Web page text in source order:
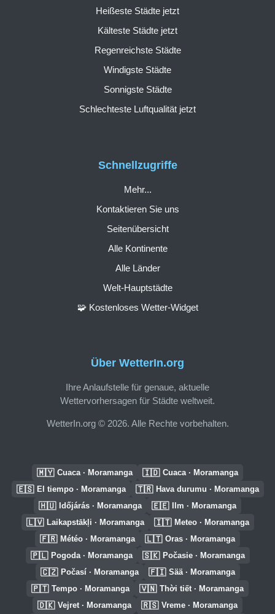
Über WetterIn.org
Ihre Anlaufstelle für genaue, aktuelle
Wettervorhersagen für Städte weltweit.
WetterIn.org © 2026. Alle Rechte vorbehalten.
Schnellzugriffe
Mehr...
Kontaktieren Sie uns
Seitenübersicht
Alle Kontinente
Alle Länder
Welt-Hauptstädte
🧩 Kostenloses Wetter-Widget
Heißeste Städte jetzt
Kälteste Städte jetzt
Regenreichste Städte
Windigste Städte
Sonnigste Städte
Schlechteste Luftqualität jetzt
🇲🇾 Cuaca · Moramanga 🇮🇩 Cuaca · Moramanga
🇪🇸 El tiempo · Moramanga 🇹🇷 Hava durumu · Moramanga
🇭🇺 Időjárás · Moramanga 🇪🇪 Ilm · Moramanga
🇱🇻 Laikapstākļi · Moramanga 🇮🇹 Meteo · Moramanga
🇫🇷 Météo · Moramanga 🇱🇹 Oras · Moramanga
🇵🇱 Pogoda · Moramanga 🇸🇰 Počasie · Moramanga
🇨🇿 Počasí · Moramanga 🇫🇮 Sää · Moramanga
🇵🇹 Tempo · Moramanga 🇻🇳 Thời tiết · Moramanga
🇩🇰 Vejret · Moramanga 🇷🇸 Vreme · Moramanga